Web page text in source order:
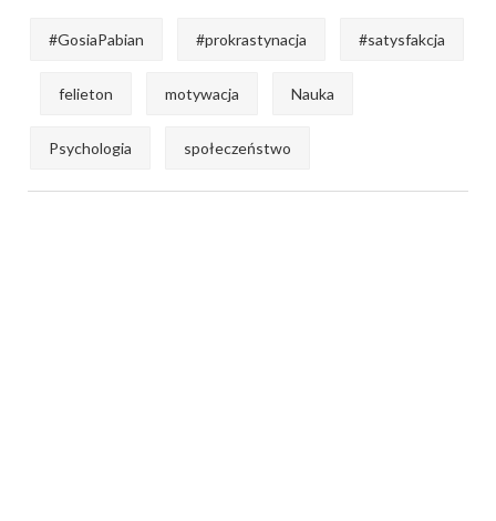
#GosiaPabian #prokrastynacja #satysfakcja
felieton motywacja Nauka
Psychologia społeczeństwo